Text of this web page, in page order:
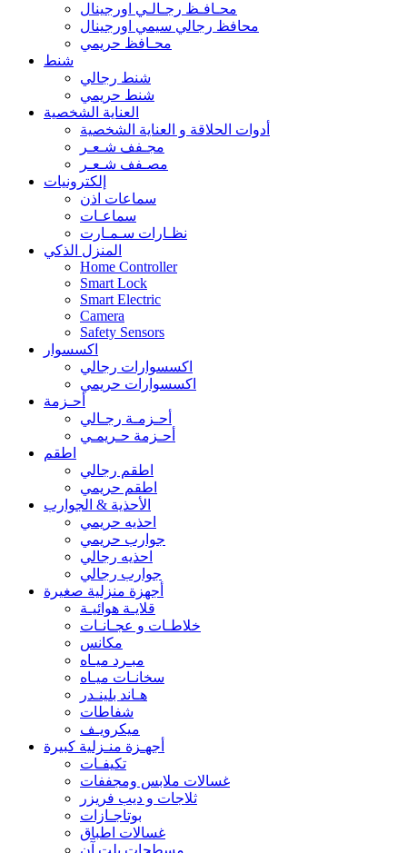
محـافـظ رجـالـي اورجينال
محافظ رجالي سيمي اورجينال
محـافظ حريمي
شنط
شنط رجالي
شنط حريمي
العناية الشخصية
أدوات الحلاقة و العناية الشخصية
مجـفف شـعـر
مصـفف شـعـر
إلكترونيات
سماعات اذن
سماعـات
نظـارات سـمـارت
المنزل الذكي
Home Controller
Smart Lock
Smart Electric
Camera
Safety Sensors
اكسسوار
اكسسوارات رجالي
اكسسوارات حريمي
أحـزمة
أحـزمـة رجـالي
أحـزمة حـريمـي
اطقم
اطقم رجالي
اطقم حريمي
الأحذية & الجوارب
احذيه حريمي
جوارب حريمي
احذيه رجالي
جوارب رجالي
أجهزة منزلية صغيرة
قلايـة هوائيـة
خلاطـات و عجـانـات
مكانس
مبـرد ميـاه
سخانـات ميـاه
هـاند بلينـدر
شفاطات
ميكرويـف
أجهـزة منـزلية كبيرة
تكيفـات
غسالات ملابس ومجففات
ثلاجات و ديب فريزر
بوتاجـازات
غسالات اطباق
مسطحات بلت آن